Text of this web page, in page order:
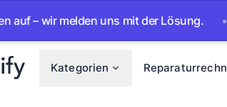
melden uns mit der Lösung. • Ab
Kategorien